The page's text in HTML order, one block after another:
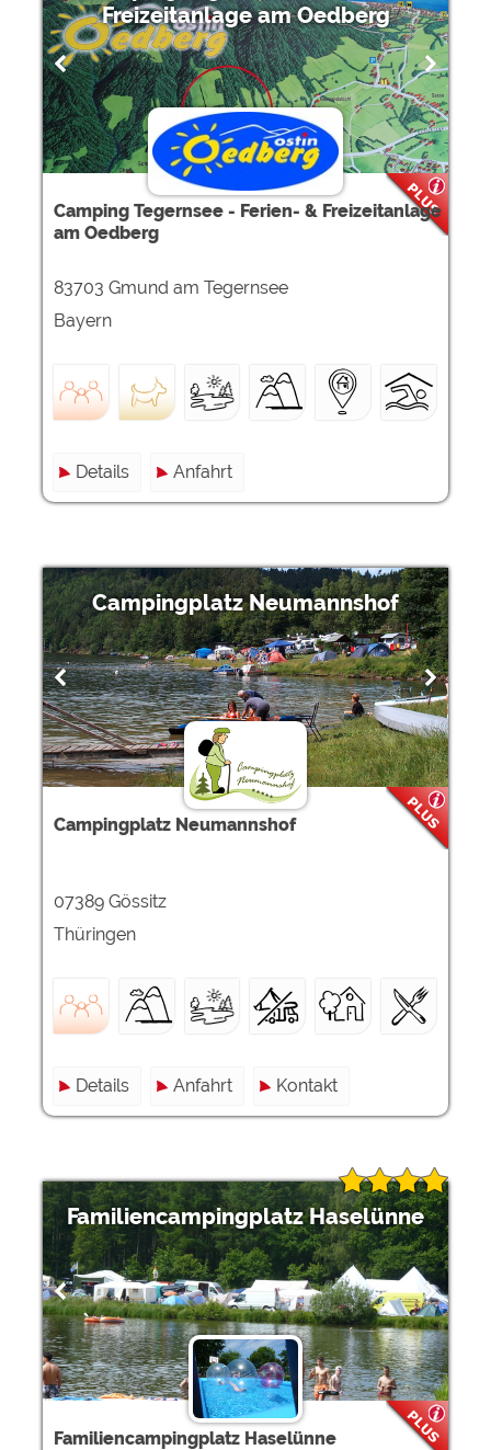
Freizeitanlage am Oedberg
Camping Tegernsee - Ferien- & Freizeitanlage
am Oedberg
83703 Gmund am Tegernsee
Bayern
Details Anfahrt
Campingplatz Neumannshof
Campingplatz Neumannshof
07389 Gössitz
Thüringen
Details Anfahrt Kontakt
Familiencampingplatz Haselünne
Familiencampingplatz Haselünne